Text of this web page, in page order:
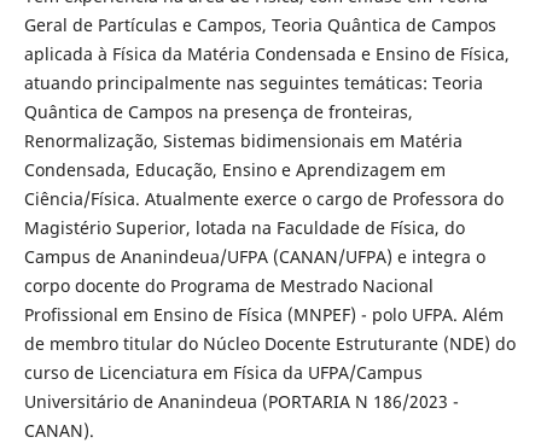
Geral de Partículas e Campos, Teoria Quântica de Campos
aplicada à Física da Matéria Condensada e Ensino de Física,
atuando principalmente nas seguintes temáticas: Teoria
Quântica de Campos na presença de fronteiras,
Renormalização, Sistemas bidimensionais em Matéria
Condensada, Educação, Ensino e Aprendizagem em
Ciência/Física. Atualmente exerce o cargo de Professora do
Magistério Superior, lotada na Faculdade de Física, do
Campus de Ananindeua/UFPA (CANAN/UFPA) e integra o
corpo docente do Programa de Mestrado Nacional
Profissional em Ensino de Física (MNPEF) - polo UFPA. Além
de membro titular do Núcleo Docente Estruturante (NDE) do
curso de Licenciatura em Física da UFPA/Campus
Universitário de Ananindeua (PORTARIA N 186/2023 -
CANAN).